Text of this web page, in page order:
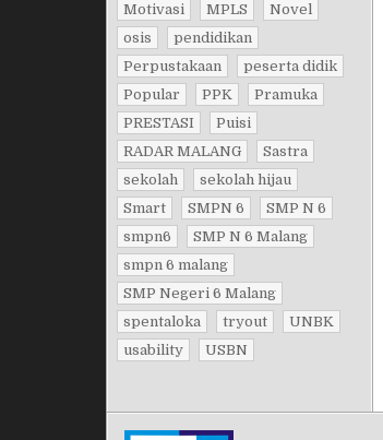
Motivasi
MPLS
Novel
osis
pendidikan
Perpustakaan
peserta didik
Popular
PPK
Pramuka
PRESTASI
Puisi
RADAR MALANG
Sastra
sekolah
sekolah hijau
Smart
SMPN 6
SMP N 6
smpn6
SMP N 6 Malang
smpn 6 malang
SMP Negeri 6 Malang
spentaloka
tryout
UNBK
usability
USBN